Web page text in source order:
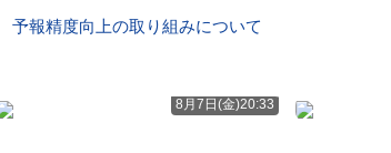
予報精度向上の取り組みについて
8月7日(金)20:33